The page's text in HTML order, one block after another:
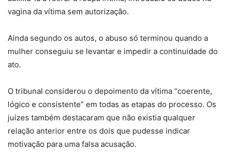
vagina da vítima sem autorização.
Ainda segundo os autos, o abuso só terminou quando a
mulher conseguiu se levantar e impedir a continuidade do
ato.
O tribunal considerou o depoimento da vítima “coerente,
lógico e consistente” em todas as etapas do processo. Os
juízes também destacaram que não existia qualquer
relação anterior entre os dois que pudesse indicar
motivação para uma falsa acusação.